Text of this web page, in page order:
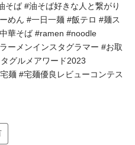
そば #油そば好きな人と繋がり
めん #一日一麺 #飯テロ #麺ス
華そば #ramen #noodle
ーメンインスタグラマー #お取
グルメアワード2023
麺 #宅麺優良レビューコンテス